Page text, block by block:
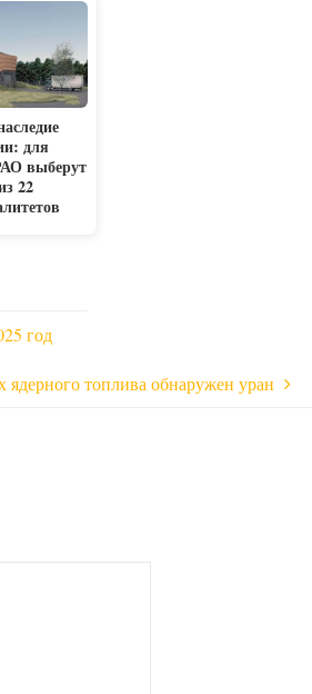
для
выберут
22
год
топлива обнаружен уран